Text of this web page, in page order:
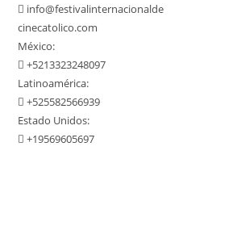
info@festivalinternacionalde
cinecatolico.com
México:
+5213323248097
Latinoamérica:
+525582566939
Estado Unidos:
+19569605697